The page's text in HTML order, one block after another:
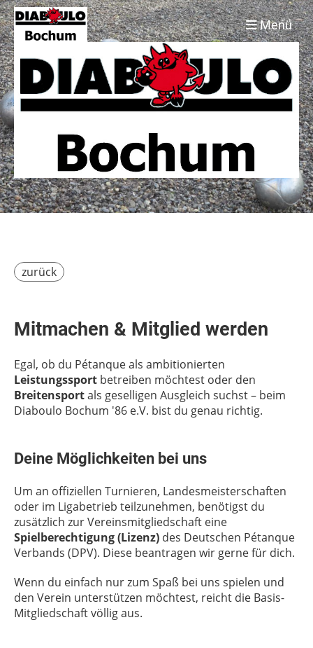
Menü
zurück
Mitmachen & Mitglied werden
Egal, ob du Pétanque als ambitionierten
Leistungssport betreiben möchtest oder den
Breitensportals geselligen Ausgleich suchst – beim
Diaboulo Bochum '86 e.V. bist du genau richtig.
Deine Möglichkeiten bei uns
Um an offiziellen Turnieren, Landesmeisterschaften
oder im Ligabetrieb teilzunehmen, benötigst du
zusätzlich zur Vereinsmitgliedschaft eine
Spielberechtigung (Lizenz) des Deutschen Pétanque
Verbands (DPV). Diese beantragen wir gerne für dich.
Wenn du einfach nur zum Spaß bei uns spielen und
den Verein unterstützen möchtest, reicht die Basis-
Mitgliedschaft völlig aus.